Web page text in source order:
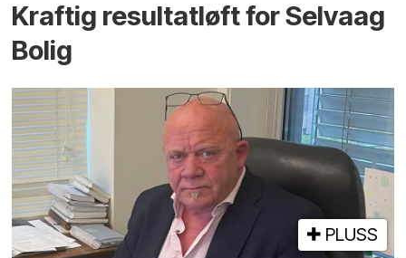
Kraftig resultatløft for Selvaag
Bolig
PLUSS